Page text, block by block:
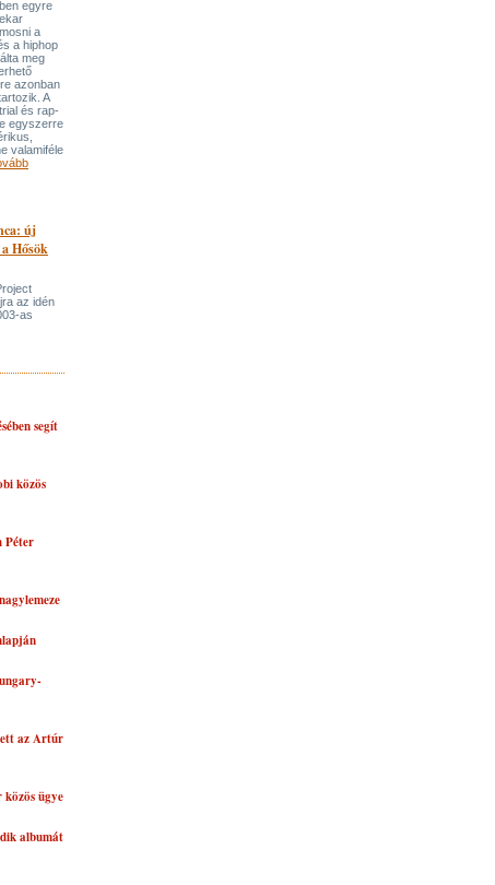
egyre
a
a hiphop
meg
azonban
A
és rap-
egyszerre
valamiféle
új
Hősök
az idén
as
segít
közös
Péter
az Artúr
közös ügye
albumát